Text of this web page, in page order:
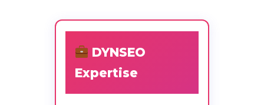
DYNSEO
Expertise